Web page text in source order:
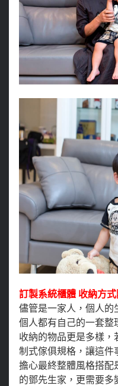
訂製系統櫃體 收納方
儘管是一家人，個人的
個人都有自己的一套整
收納的物品更是多樣，
制式傢俱規格，讓這件
擔心最終整體風格搭配
的鄧先生家，更需要多